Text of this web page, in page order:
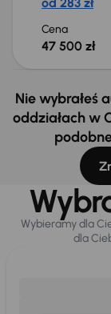
Cena
47 500 zł
Nie wybrałeś
oddziałach w
Wybieramy dla
dla